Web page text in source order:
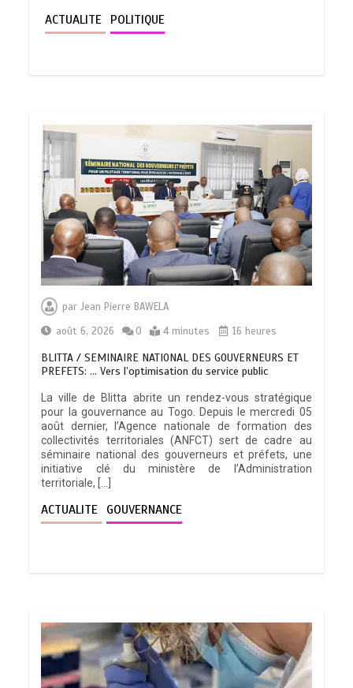
ACTUALITE POLITIQUE
parJean Pierre BAWELA
août 6, 2026
0 4 minutes 16 heures
BLITTA / SEMINAIRE NATIONAL DES GOUVERNEURS ET
PREFETS: … Vers l’optimisation du service public
La ville de Blitta abrite un rendez-vous stratégique
pour la gouvernance au Togo. Depuis le mercredi 05
août dernier, l’Agence nationale de formation des
collectivités territoriales (ANFCT) sert de cadre au
séminaire national des gouverneurs et préfets, une
initiative clé du ministère de l’Administration
territoriale, […]
ACTUALITE GOUVERNANCE